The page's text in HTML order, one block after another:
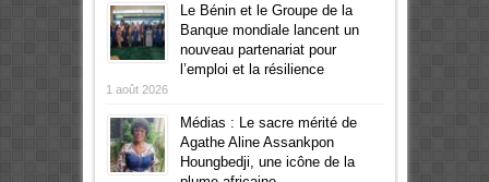
Le Bénin et le Groupe de la
Banque mondiale lancent un
nouveau partenariat pour
l’emploi et la résilience
1 août 2026
Médias : Le sacre mérité de
Agathe Aline Assankpon
Houngbedji, une icône de la